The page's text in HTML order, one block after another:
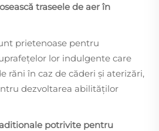
traseele de aer în
prietenoase pentru
lor indulgente care
răni în caz de căderi și aterizări,
dezvoltarea abilităților
potrivite pentru